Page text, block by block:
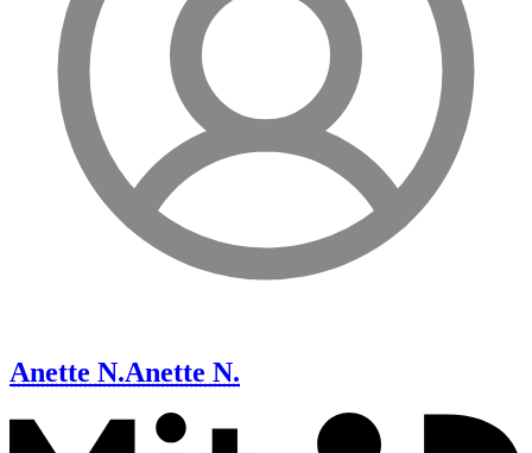
Anette N.Anette N.